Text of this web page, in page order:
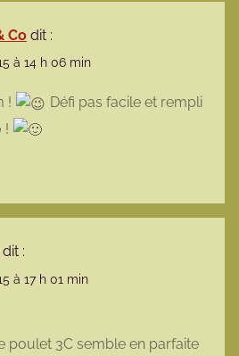
Co dit :
à 14 h 06 min
!
Défi pas facile et rempli
!
dit :
à 17 h 01 min
poulet 3C semble en parfaite